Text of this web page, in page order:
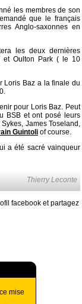
les membres de son
que le français
Anglo-saxonnes en
les deux dernières
et Oulton Park ( le 10
Loris Baz a la finale du
pour Loris Baz. Peut
BSB et ont posé leurs
Sykes, James Toseland,
Guintoli of course.
a été sacré vainqueur
Thierry Leconte
facebook et partagez
mise